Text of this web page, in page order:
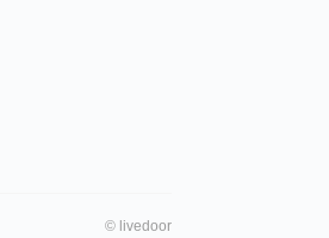
© livedoor